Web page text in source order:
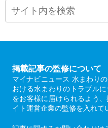
掲載記事の監修について
マイナビニュース 水まわり
おける水まわりのトラブル
をお客様に届けられるよう
イト運営企業の監修を入れて